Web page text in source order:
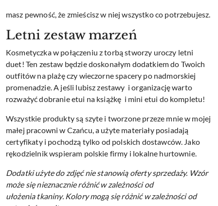
masz pewność, że zmieścisz w niej wszystko co potrzebujesz.
Letni zestaw marzeń
Kosmetyczka w połączeniu z torbą stworzy uroczy letni
duet! Ten zestaw będzie doskonałym dodatkiem do Twoich
outfitów na plażę czy wieczorne spacery po nadmorskiej
promenadzie. A jeśli lubisz zestawy i organizację warto
rozważyć dobranie etui na książkę i mini etui do kompletu!
Wszystkie produkty są szyte i tworzone przeze mnie w mojej
małej pracowni w Czańcu, a użyte materiały posiadają
certyfikaty i pochodzą tylko od polskich dostawców. Jako
rękodzielnik wspieram polskie firmy i lokalne hurtownie.
Dodatki użyte do zdjęć nie stanowią oferty sprzedaży. Wzór
może się nieznacznie różnić w zależności od
ułożenia tkaniny. Kolory mogą się różnić w zależności od